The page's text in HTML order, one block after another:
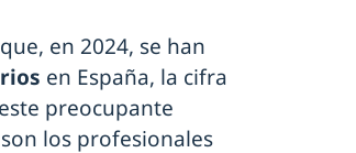
en 2024, se han
en España, la cifra
preocupante
los profesionales